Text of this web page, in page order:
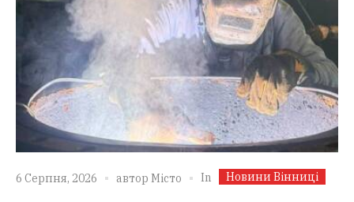
6 Серпня, 2026 автор Місто In Новини Вінниці